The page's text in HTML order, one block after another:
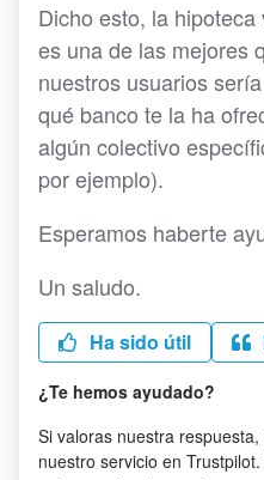
Dicho esto, la
es una de las mejores
nuestros usuarios
qué banco te la ha
algún colectivo
por ejemplo).
Esperamos haberte
Un saludo.
Ha sido útil
¿Te hemos ayudado?
Si valoras nuestra
nuestro servicio en